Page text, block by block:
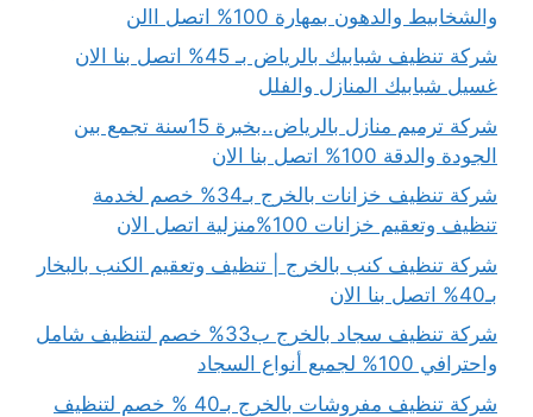
والشخابيط والدهون بمهارة 100% اتصل االن
شركة تنظيف شبابيك بالرياض بـ 45% اتصل بنا الان
غسيل شبابيك المنازل والفلل
شركة ترميم منازل بالرياض..بخبرة 15سنة تجمع بين
الجودة والدقة 100% اتصل بنا الان
شركة تنظيف خزانات بالخرج بـ34% خصم لخدمة
تنظيف وتعقيم خزانات 100%منزلية اتصل الان
شركة تنظيف كنب بالخرج | تنظيف وتعقيم الكنب بالبخار
بـ40% اتصل بنا الان
شركة تنظيف سجاد بالخرج ب33% خصم لتنظيف شامل
واحترافي 100% لجميع أنواع السجاد
شركة تنظيف مفروشات بالخرج بـ40 % خصم لتنظيف